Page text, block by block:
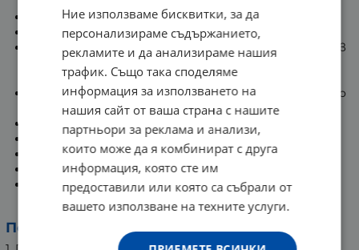
капацитет до 15 кг;
сензорни бутони;
функция "задържане" - показва измереното тегло в
случаите, когато измервате големи предмети,
които закриват дисплея
покритието на везната не позволява оставянето
на отпечатъци по повърхността й;
автоматично изключване;
размер на цифрите - 25 мм;
градация с 1 грам;
индикатор при превишаване на максималното
тегло за измерване.
Подготовка за употреба:
Ние използваме бисквитки, за да
персонализираме съдържанието,
рекламите и да анализираме нашия
трафик. Също така споделяме
информация за използването на
нашия сайт от ваша страна с нашите
партньори за реклама и анализи,
които може да я комбинират с друга
информация, която сте им
предоставили или която са събрали от
вашето използване на техните услуги.